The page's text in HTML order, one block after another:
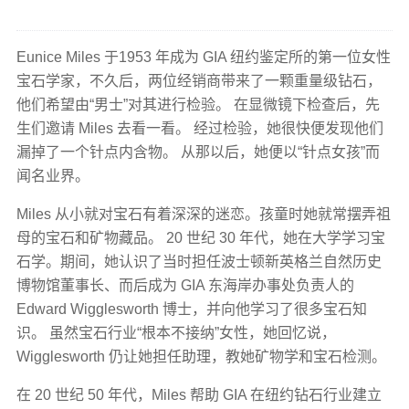
Eunice Miles 于1953 年成为 GIA 纽约鉴定所的第一位女性
宝石学家，不久后，两位经销商带来了一颗重量级钻石，
他们希望由“男士”对其进行检验。 在显微镜下检查后，先
生们邀请 Miles 去看一看。 经过检验，她很快便发现他们
漏掉了一个针点内含物。 从那以后，她便以“针点女孩”而
闻名业界。
Miles 从小就对宝石有着深深的迷恋。孩童时她就常摆弄祖
母的宝石和矿物藏品。 20 世纪 30 年代，她在大学学习宝
石学。期间，她认识了当时担任波士顿新英格兰自然历史
博物馆董事长、而后成为 GIA 东海岸办事处负责人的
Edward Wigglesworth 博士，并向他学习了很多宝石知
识。 虽然宝石行业“根本不接纳”女性，她回忆说，
Wigglesworth 仍让她担任助理，教她矿物学和宝石检测。
在 20 世纪 50 年代，Miles 帮助 GIA 在纽约钻石行业建立